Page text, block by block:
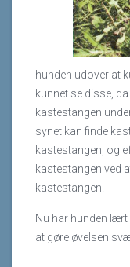
hunden udover at
kunnet se disse,
kastestangen
synet kan finde
kastestangen, og
kastestangen ved
kastestangen.
Nu har hunden
at gøre øvelsen